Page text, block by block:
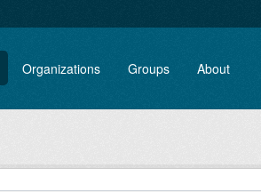
Organizations Groups About